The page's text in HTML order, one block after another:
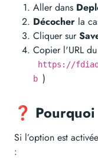
Aller dans
Décocher la
Cliquer sur
Copier l'URL
https://
b )
❓
Si l’option est
: